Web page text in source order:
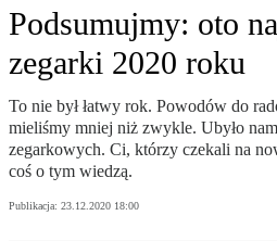
Podsumujmy: oto
zegarki 2020 roku
To nie był łatwy rok. Powodów do
mieliśmy mniej niż zwykle. Ubyło
zegarkowych. Ci, którzy czekali na
coś o tym wiedzą.
Publikacja: 23.12.2020 18:00